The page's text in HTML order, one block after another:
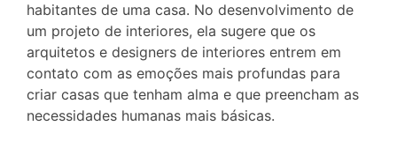
habitantes de uma casa. No desenvolvimento de
um projeto de interiores, ela sugere que os
arquitetos e designers de interiores entrem em
contato com as emoções mais profundas para
criar casas que tenham alma e que preencham as
necessidades humanas mais básicas.